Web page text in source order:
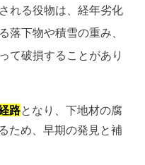
れる役物は、経年劣化
落下物や積雪の重み、
て破損することがあり
路となり、下地材の腐
ため、早期の発見と補